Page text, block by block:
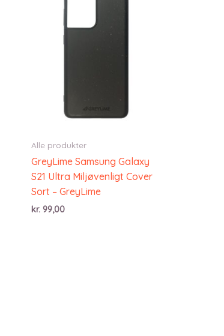
Alle produkter
GreyLime Samsung Galaxy
S21 Ultra Miljøvenligt Cover
Sort – GreyLime
kr. 99,00